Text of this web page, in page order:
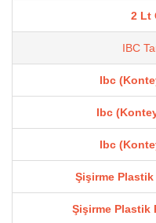
2 Lt
IBC
Ibc
Ibc
Ibc
Şişirme Plastik
Şişirme Plastik